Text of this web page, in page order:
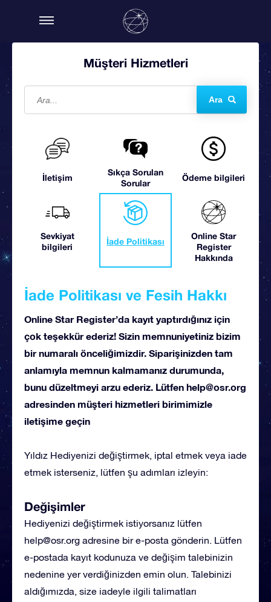
Müşteri Hizmetleri
Ara
İletişim
Sıkça Sorulan
Sorular
Ödeme bilgileri
Sevkiyat
bilgileri
İade Politikası
Online Star
Register
Hakkında
İade Politikası ve Fesih Hakkı
Online Star Register’da kayıt yaptırdığınız için
çok teşekkür ederiz! Sizin memnuniyetiniz bizim
bir numaralı önceliğimizdir. Siparişinizden tam
anlamıyla memnun kalmamanız durumunda,
bunu düzeltmeyi arzu ederiz. Lütfen help@osr.org
adresinden müşteri hizmetleri birimimizle
iletişime geçin
Yıldız Hediyenizi değiştirmek, iptal etmek veya iade
etmek isterseniz, lütfen şu adımları izleyin:
Değişimler
Hediyenizi değiştirmek istiyorsanız lütfen
help@osr.org adresine bir e-posta gönderin. Lütfen
e-postada kayıt kodunuza ve değişim talebinizin
nedenine yer verdiğinizden emin olun. Talebinizi
aldığımızda, size iadeyle ilgili talimatları